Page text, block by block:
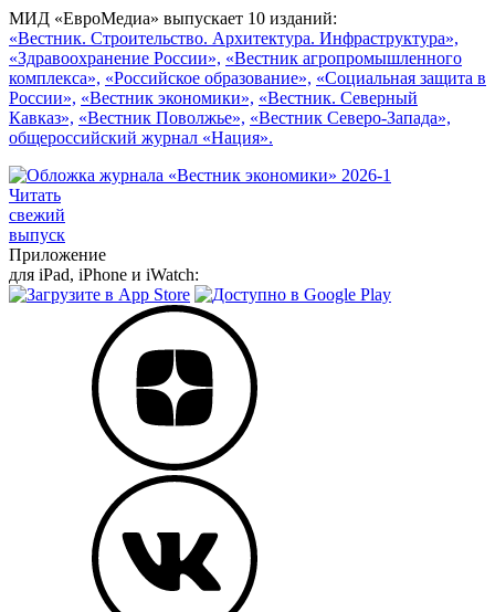
МИД «ЕвроМедиа» выпускает 10 изданий:
«Вестник. Строительство. Архитектура. Инфраструктура»,
«Здравоохранение России», «Вестник агропромышленного
комплекса», «Российское образование», «Социальная защита в
России», «Вестник экономики», «Вестник. Северный
Кавказ», «Вестник Поволжье», «Вестник Северо-Запада»,
общероссийский журнал «Нация».
Читать
свежий
выпуск
Приложение
для iPad, iPhone и iWatch: